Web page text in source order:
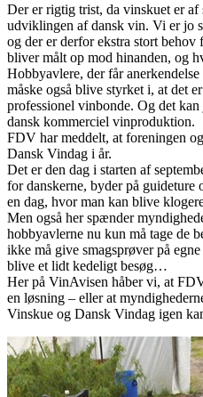
Der er rigtig trist, da vinskuet er
udviklingen af dansk vin. Vi er jo
og der er derfor ekstra stort behov
bliver målt op mod hinanden, og
Hobbyavlere, der får
måske også blive styrket i, at det
professionel vinbonde. Og det
dansk kommerciel vinproduktion.
FDV har meddelt, at foreningen
Dansk Vindag i år.
Det er den dag i starten af
for danskerne, byder på guideture
en dag, hvor man kan blive
Men også her spænder
hobbyavlerne nu kun må tage de
ikke må give smagsprøver på
blive et lidt kedeligt besøg…
Her på VinAvisen håber vi, at
en løsning – eller at
Vinskue og Dansk Vindag igen